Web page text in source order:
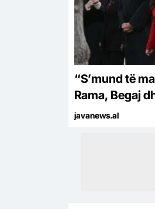
“S’mund të
Rama, Begaj
propozon
javanews.al